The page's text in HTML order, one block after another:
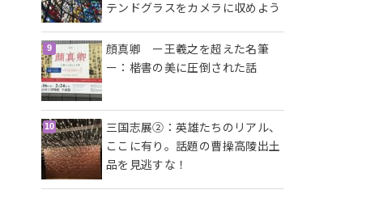
テンドグラスをカメラに収めよう
顔真卿 ー王羲之を超えた名筆
ー：楷書の美に圧倒された話
三国志展②：英雄たちのリアル、
ここに有り。話題の曹操高陵出土
品を見逃すな！